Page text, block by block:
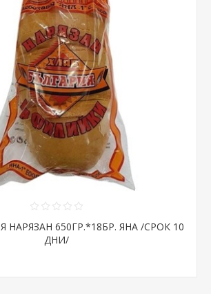
НАРЯЗАН 650ГР.*18БР. ЯНА /СРОК 10
ДНИ/